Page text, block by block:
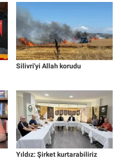
Silivri'yi Allah korudu
Yıldız: Şirket kurtarabiliriz